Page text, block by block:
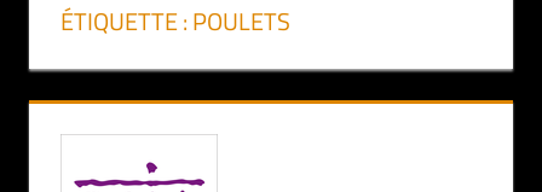
ÉTIQUETTE :POULETS